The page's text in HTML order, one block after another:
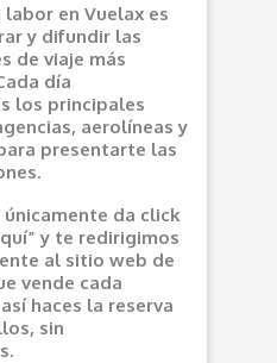
labor en Vuelax es
y difundir las
de viaje más
día
los principales
aerolíneas y
presentarte las
únicamente da click
y te redirigimos
al sitio web de
vende cada
haces la reserva
sin